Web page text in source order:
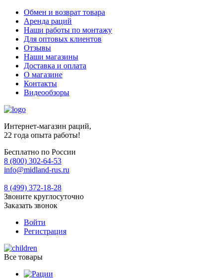
Обмен и возврат товара
Аренда раций
Наши работы по монтажу
Для оптовых клиентов
Отзывы
Наши магазины
Доставка и оплата
О магазине
Контакты
Видеообзоры
Интернет-магазин раций,
22 года опыта работы!
Бесплатно по России
8 (800) 302-64-53
info@midland-rus.ru
8 (499) 372-18-28
Звоните круглосуточно
Заказать звонок
Войти
Регистрация
Все товары